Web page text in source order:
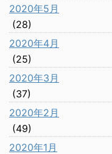
2020年5月
(28)
2020年4月
(25)
2020年3月
(37)
2020年2月
(49)
2020年1月